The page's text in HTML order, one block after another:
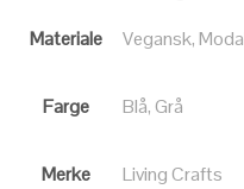
Materiale
Vegansk,
Farge Blå, Grå
Merke Living Crafts